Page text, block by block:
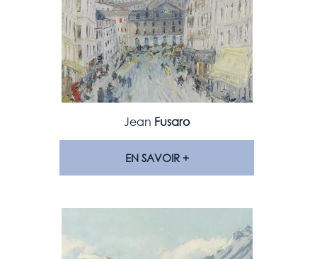
Jean Fusaro
EN SAVOIR +